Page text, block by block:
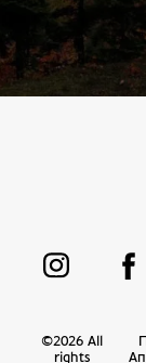
©2026 All
rights